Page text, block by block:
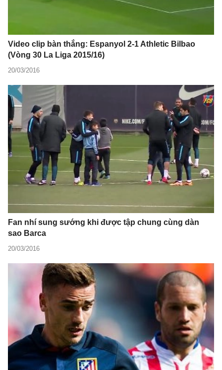
Video clip bàn thắng: Espanyol 2-1 Athletic Bilbao
(Vòng 30 La Liga 2015/16)
20/03/2016
Fan nhí sung sướng khi được tập chung cùng dàn
sao Barca
20/03/2016